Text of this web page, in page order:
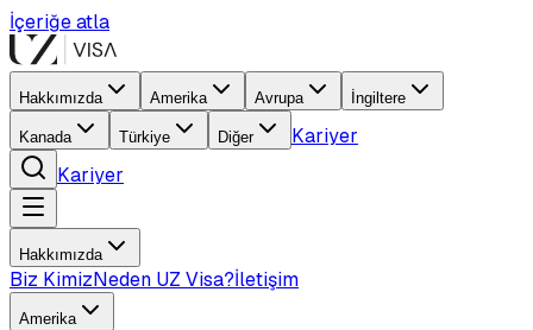
İçeriğe atla
Hakkımızda Amerika Avrupa İngiltere
Kanada Türkiye Diğer
Kariyer
Kariyer
Hakkımızda
Biz KimizNeden UZ Visa?İletişim
Amerika